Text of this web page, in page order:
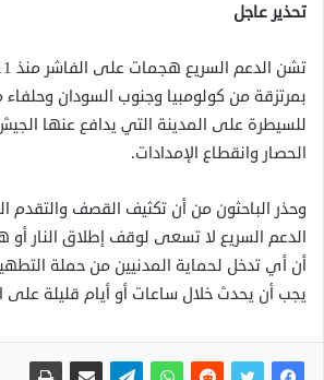
تحذير عاجل
بمرتزقة من كولومبيا وجنوب السودان
للسيطرة على المدينة التي يدافع عنها
الحصار وانقطاع الإمدادات.
وحذر الباحثون من أن تكثيف القصف والتقدم
الدعم السريع لا تسعى لوقف إطلاق النار أو
أن أي تدخل لحماية المدنيين من حملة
يجب أن يحدث خلال ساعات أو أيام قليلة على